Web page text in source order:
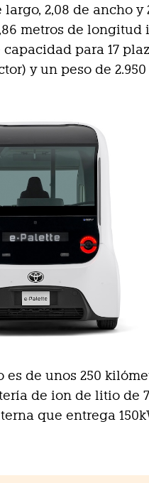
2,08 de ancho y
metros de longitud
para 17
y un peso de
de unos 250
de ion de litio de
que entrega